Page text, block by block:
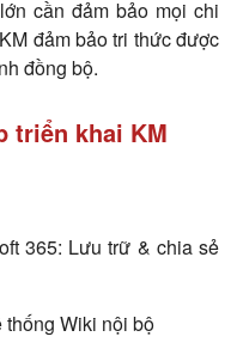
cần đảm bảo mọi chi
đảm bảo tri thức được
đồng bộ.
triển khai KM
365: Lưu trữ & chia sẻ
thống Wiki nội bộ